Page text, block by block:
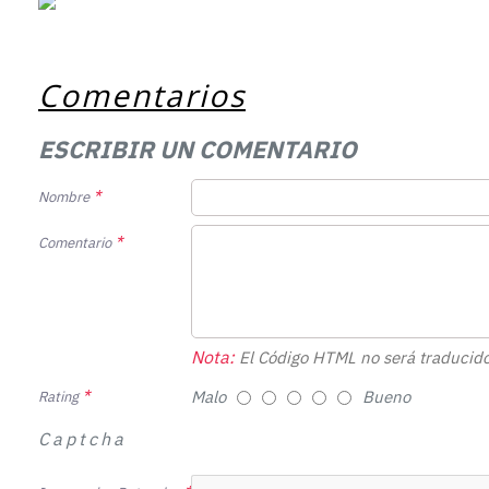
Comentarios
ESCRIBIR UN COMENTARIO
Nombre
Comentario
Nota:El Código HTML no será
Rating Malo Bueno
Captcha